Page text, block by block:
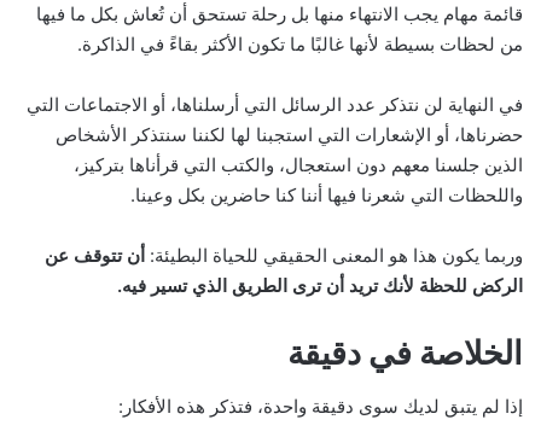
قائمة مهام يجب الانتهاء منها بل رحلة تستحق أن تُعاش بكل ما فيها
من لحظات بسيطة لأنها غالبًا ما تكون الأكثر بقاءً في الذاكرة.
في النهاية لن نتذكر عدد الرسائل التي أرسلناها، أو الاجتماعات التي
حضرناها، أو الإشعارات التي استجبنا لها لكننا سنتذكر الأشخاص
الذين جلسنا معهم دون استعجال، والكتب التي قرأناها بتركيز،
واللحظات التي شعرنا فيها أننا كنا حاضرين بكل وعينا.
وربما يكون هذا هو المعنى الحقيقي للحياة البطيئة: أن تتوقف عن
الركض للحظة لأنك تريد أن ترى الطريق الذي تسير فيه.
الخلاصة في دقيقة
إذا لم يتبق لديك سوى دقيقة واحدة، فتذكر هذه الأفكار: